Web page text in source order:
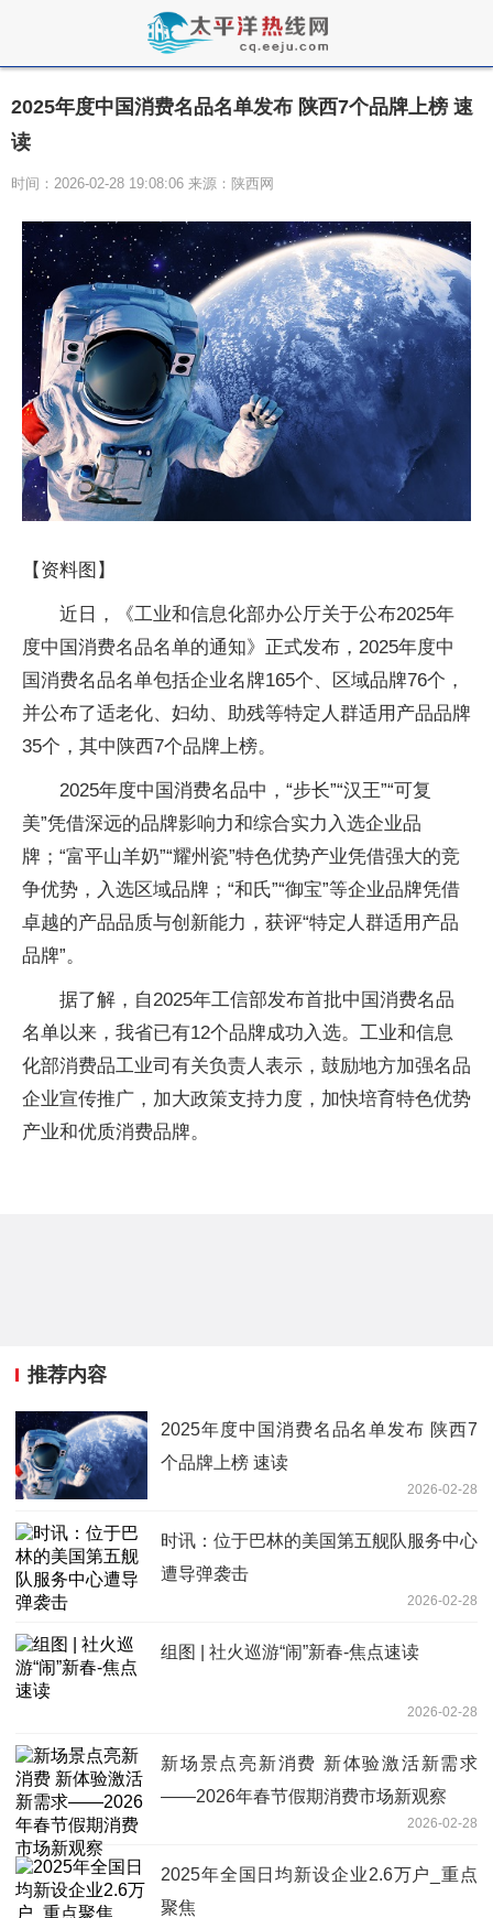
2025年度中国消费名品名单发布 陕西7个品牌上榜 速
读
时间：2026-02-28 19:08:06 来源：陕西网
【资料图】
近日，《工业和信息化部办公厅关于公布2025年
度中国消费名品名单的通知》正式发布，2025年度中
国消费名品名单包括企业名牌165个、区域品牌76个，
并公布了适老化、妇幼、助残等特定人群适用产品品牌
35个，其中陕西7个品牌上榜。
2025年度中国消费名品中，“步长”“汉王”“可复
美”凭借深远的品牌影响力和综合实力入选企业品
牌；“富平山羊奶”“耀州瓷”特色优势产业凭借强大的竞
争优势，入选区域品牌；“和氏”“御宝”等企业品牌凭借
卓越的产品品质与创新能力，获评“特定人群适用产品
品牌”。
据了解，自2025年工信部发布首批中国消费名品
名单以来，我省已有12个品牌成功入选。工业和信息
化部消费品工业司有关负责人表示，鼓励地方加强名品
企业宣传推广，加大政策支持力度，加快培育特色优势
产业和优质消费品牌。
推荐内容
2025年度中国消费名品名单发布 陕西7
个品牌上榜 速读
2026-02-28
时讯：位于巴林的美国第五舰队服务中心
遭导弹袭击
2026-02-28
组图 | 社火巡游“闹”新春-焦点速读
2026-02-28
新场景点亮新消费 新体验激活新需求
——2026年春节假期消费市场新观察
2026-02-28
2025年全国日均新设企业2.6万户_重点
聚焦